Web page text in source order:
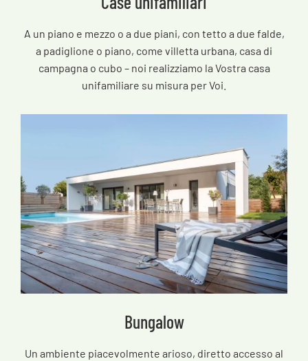
A un piano e mezzo o a due piani, con tetto a due falde,
a padiglione o piano, come villetta urbana, casa di
campagna o cubo – noi realizziamo la Vostra casa
unifamiliare su misura per Voi.
Bungalow
Un ambiente piacevolmente arioso, diretto accesso al